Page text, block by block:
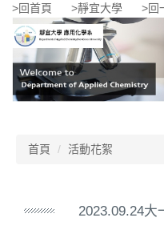
跳
到
主
要
內
容
>回首頁 >靜宜大學 >回
首頁 活動花絮
2023.09.24大